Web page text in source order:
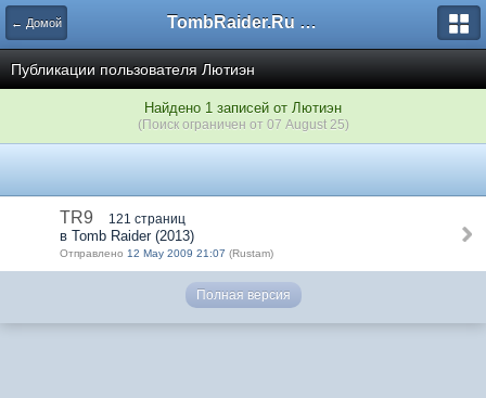
← Домой TombRaider.Ru - Форумы
Публикации пользователя Лютиэн
Найдено 1 записей от Лютиэн
(Поиск ограничен от 07 August 25)
TR9 121 страниц
в Tomb Raider (2013)
Отправлено 12 May 2009 21:07 (Rustam)
Полная версия